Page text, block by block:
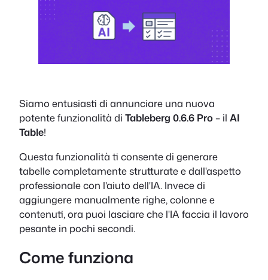
Siamo entusiasti di annunciare una nuova
potente funzionalità di Tableberg 0.6.6 Pro– il AI
Table!
Questa funzionalità ti consente di generare
tabelle completamente strutturate e dall'aspetto
professionale con l'aiuto dell'IA. Invece di
aggiungere manualmente righe, colonne e
contenuti, ora puoi lasciare che l'IA faccia il lavoro
pesante in pochi secondi.
Come funziona